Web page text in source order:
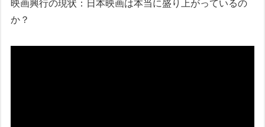
映画興行の現状：日本映画は本当に盛り上がっているの
か？